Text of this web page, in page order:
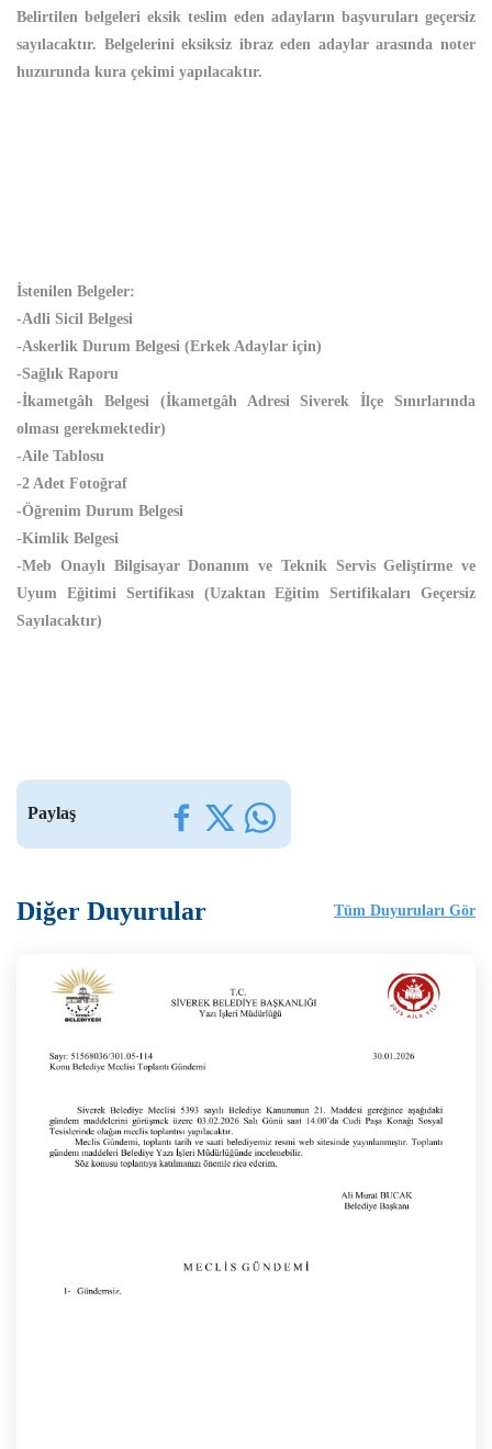
Belirtilen belgeleri eksik teslim eden adayların başvuruları geçersiz
sayılacaktır. Belgelerini eksiksiz ibraz eden adaylar arasında noter
huzurunda kura çekimi yapılacaktır.
İstenilen Belgeler:
-Adli Sicil Belgesi
-Askerlik Durum Belgesi (Erkek Adaylar için)
-Sağlık Raporu
-İkametgâh Belgesi (İkametgâh Adresi Siverek İlçe Sınırlarında
olması gerekmektedir)
-Aile Tablosu
-2 Adet Fotoğraf
-Öğrenim Durum Belgesi
-Kimlik Belgesi
-Meb Onaylı Bilgisayar Donanım ve Teknik Servis Geliştirme ve
Uyum Eğitimi Sertifikası (Uzaktan Eğitim Sertifikaları Geçersiz
Sayılacaktır)
Paylaş
Diğer Duyurular Tüm Duyuruları Gör